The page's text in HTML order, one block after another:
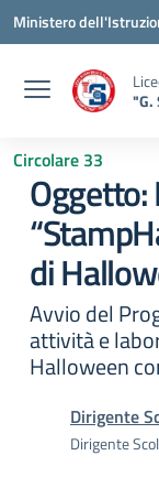
Vai ai contenuti
Vai al menu di
Vai al footer
Ministero
"G.
Circolare 33
di
Avvio del
attività e
Halloween
Dirigente
Dirigente